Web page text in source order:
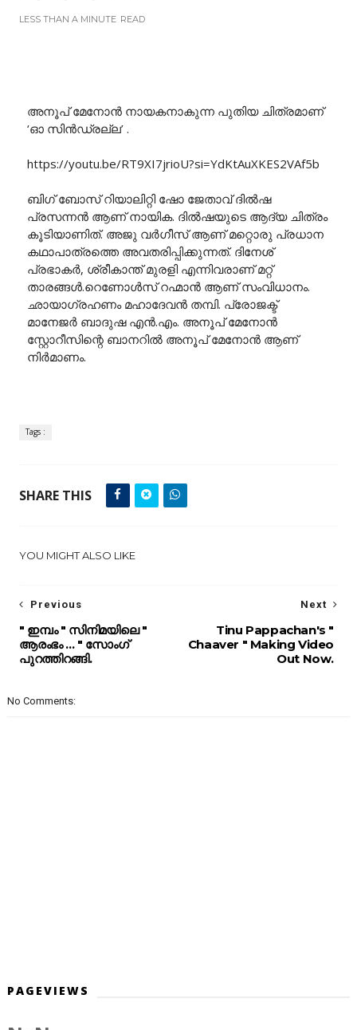
LESS THAN A MINUTE READ
അനൂപ് മേനോൻ നായകനാകുന്ന പുതിയ ചിത്രമാണ്
‘ഓ സിൻഡ്രല്ല’ .
https://youtu.be/RT9XI7jrioU?si=YdKtAuXKES2VAf5b
ബിഗ് ബോസ് റിയാലിറ്റി ഷോ ജേതാവ് ദിൽഷ
പ്രസന്നൻ ആണ് നായിക. ദിൽഷയുടെ ആദ്യ ചിത്രം
കൂടിയാണിത്. അജു വര്‍ഗീസ് ആണ് മറ്റൊരു പ്രധാന
കഥാപാത്രത്തെ അവതരിപ്പിക്കുന്നത്. ദിനേശ്
പ്രഭാകർ, ശ്രീകാന്ത് മുരളി എന്നിവരാണ് മറ്റ്
താരങ്ങൾ.റെണോൾസ് റഹ്മാൻ ആണ് സംവിധാനം.
ഛായാഗ്രഹണം മഹാദേവൻ തമ്പി. പ്രോജക്ട്
മാനേജർ ബാദുഷ എൻ.എം. അനൂപ് മേനോൻ
സ്റ്റോറീസിന്റെ ബാനറിൽ അനൂപ് മേനോൻ ആണ്
നിർമാണം.
Tags :
SHARE THIS
YOU MIGHT ALSO LIKE
Next
Tinu Pappachan's "
Chaaver " Making Video
Out Now.
Previous
" ഇമ്പം " സിനിമയിലെ "
ആരംഭം ... " സോംഗ്
പുറത്തിറങ്ങി.
No Comments:
PAGEVIEWS